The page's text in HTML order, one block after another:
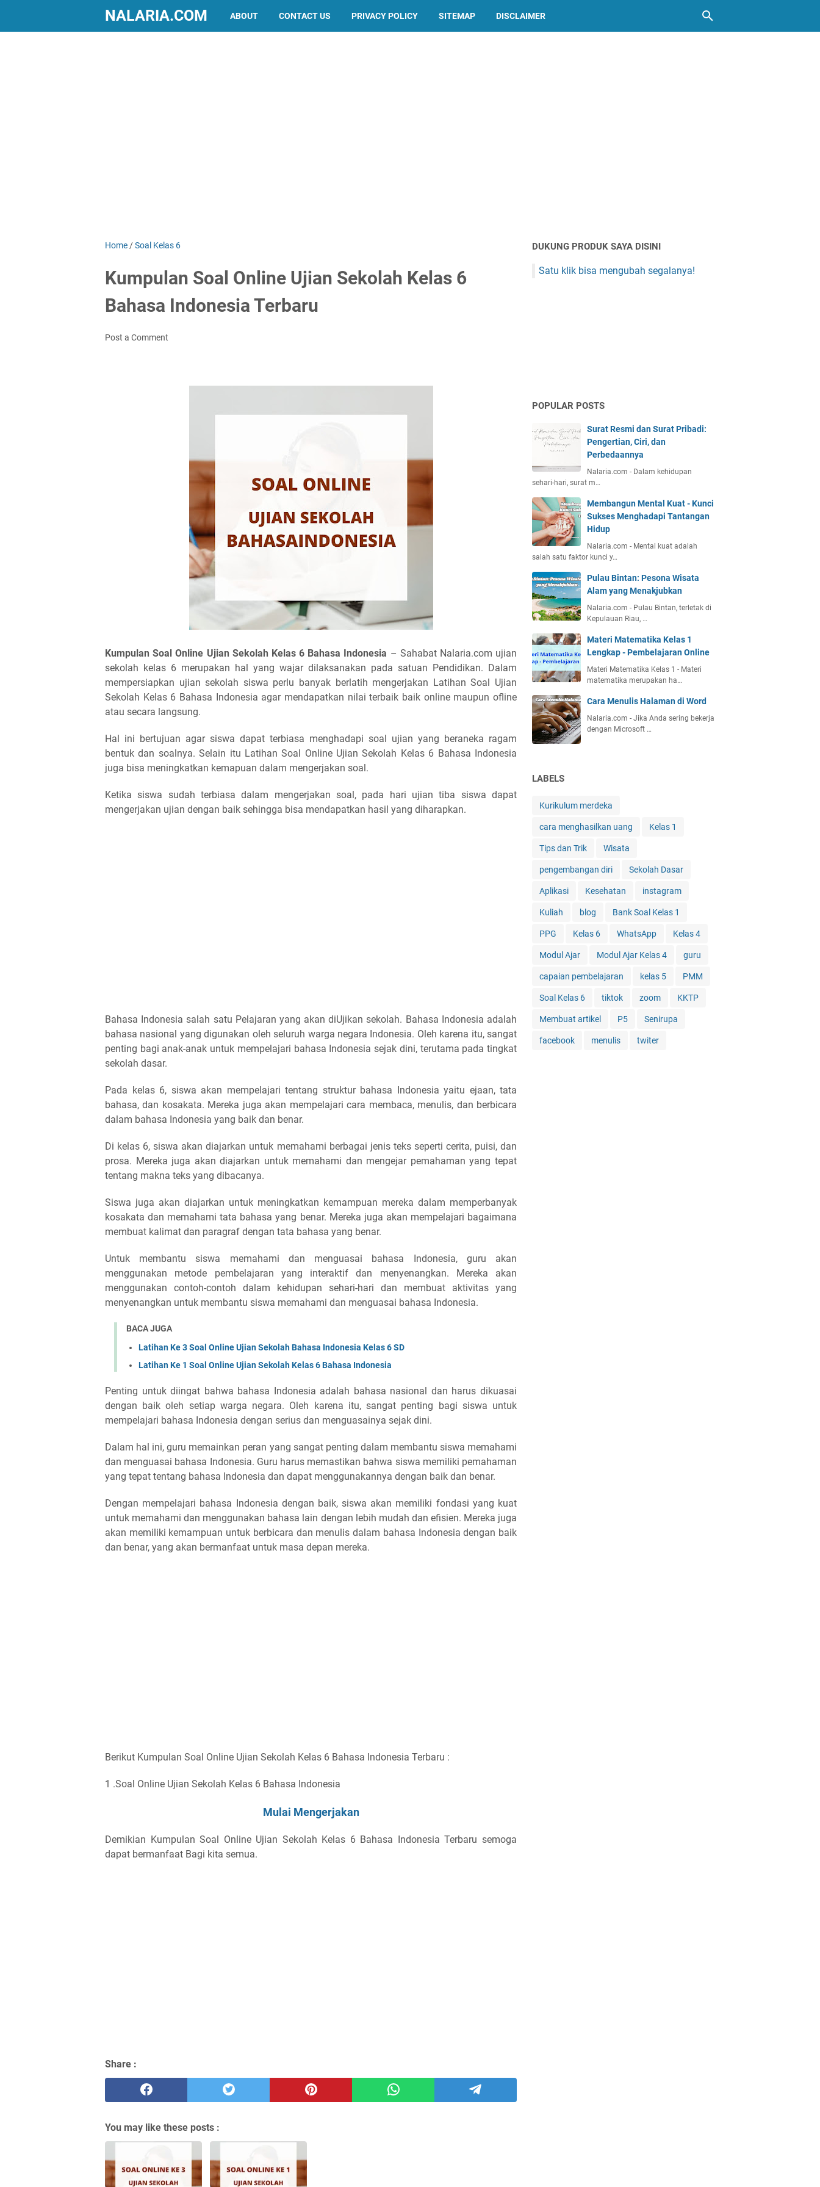
NALARIA.COM ABOUT CONTACT US PRIVACY POLICY SITEMAP DISCLAIMER
Home /Soal Kelas 6
Kumpulan Soal Online Ujian Sekolah Kelas 6
Bahasa Indonesia Terbaru
Post a Comment
Kumpulan Soal Online Ujian Sekolah Kelas 6 Bahasa Indonesia – Sahabat Nalaria.com ujian
sekolah kelas 6 merupakan hal yang wajar dilaksanakan pada satuan Pendidikan. Dalam
mempersiapkan ujian sekolah siswa perlu banyak berlatih mengerjakan Latihan Soal Ujian
Sekolah Kelas 6 Bahasa Indonesia agar mendapatkan nilai terbaik baik online maupun ofline
atau secara langsung.
Hal ini bertujuan agar siswa dapat terbiasa menghadapi soal ujian yang beraneka ragam
bentuk dan soalnya. Selain itu Latihan Soal Online Ujian Sekolah Kelas 6 Bahasa Indonesia
juga bisa meningkatkan kemapuan dalam mengerjakan soal.
Ketika siswa sudah terbiasa dalam mengerjakan soal, pada hari ujian tiba siswa dapat
mengerjakan ujian dengan baik sehingga bisa mendapatkan hasil yang diharapkan.
Bahasa Indonesia salah satu Pelajaran yang akan diUjikan sekolah. Bahasa Indonesia adalah
bahasa nasional yang digunakan oleh seluruh warga negara Indonesia. Oleh karena itu, sangat
penting bagi anak-anak untuk mempelajari bahasa Indonesia sejak dini, terutama pada tingkat
sekolah dasar.
Pada kelas 6, siswa akan mempelajari tentang struktur bahasa Indonesia yaitu ejaan, tata
bahasa, dan kosakata. Mereka juga akan mempelajari cara membaca, menulis, dan berbicara
dalam bahasa Indonesia yang baik dan benar.
Di kelas 6, siswa akan diajarkan untuk memahami berbagai jenis teks seperti cerita, puisi, dan
prosa. Mereka juga akan diajarkan untuk memahami dan mengejar pemahaman yang tepat
tentang makna teks yang dibacanya.
Siswa juga akan diajarkan untuk meningkatkan kemampuan mereka dalam memperbanyak
kosakata dan memahami tata bahasa yang benar. Mereka juga akan mempelajari bagaimana
membuat kalimat dan paragraf dengan tata bahasa yang benar.
Untuk membantu siswa memahami dan menguasai bahasa Indonesia, guru akan
menggunakan metode pembelajaran yang interaktif dan menyenangkan. Mereka akan
menggunakan contoh-contoh dalam kehidupan sehari-hari dan membuat aktivitas yang
menyenangkan untuk membantu siswa memahami dan menguasai bahasa Indonesia.
BACA JUGA
Latihan Ke 3 Soal Online Ujian Sekolah Bahasa Indonesia Kelas 6 SD
Latihan Ke 1 Soal Online Ujian Sekolah Kelas 6 Bahasa Indonesia
Penting untuk diingat bahwa bahasa Indonesia adalah bahasa nasional dan harus dikuasai
dengan baik oleh setiap warga negara. Oleh karena itu, sangat penting bagi siswa untuk
mempelajari bahasa Indonesia dengan serius dan menguasainya sejak dini.
Dalam hal ini, guru memainkan peran yang sangat penting dalam membantu siswa memahami
dan menguasai bahasa Indonesia. Guru harus memastikan bahwa siswa memiliki pemahaman
yang tepat tentang bahasa Indonesia dan dapat menggunakannya dengan baik dan benar.
Dengan mempelajari bahasa Indonesia dengan baik, siswa akan memiliki fondasi yang kuat
untuk memahami dan menggunakan bahasa lain dengan lebih mudah dan efisien. Mereka juga
akan memiliki kemampuan untuk berbicara dan menulis dalam bahasa Indonesia dengan baik
dan benar, yang akan bermanfaat untuk masa depan mereka.
Berikut Kumpulan Soal Online Ujian Sekolah Kelas 6 Bahasa Indonesia Terbaru :
1 .Soal Online Ujian Sekolah Kelas 6 Bahasa Indonesia
Mulai Mengerjakan
Demikian Kumpulan Soal Online Ujian Sekolah Kelas 6 Bahasa Indonesia Terbaru semoga
dapat bermanfaat Bagi kita semua.
Share :
You may like these posts :
DUKUNG PRODUK SAYA DISINI
Satu klik bisa mengubah segalanya!
POPULAR POSTS
Surat Resmi dan Surat Pribadi:
Pengertian, Ciri, dan
Perbedaannya
Nalaria.com - Dalam kehidupan
sehari-hari, surat m…
Membangun Mental Kuat - Kunci
Sukses Menghadapi Tantangan
Hidup
Nalaria.com - Mental kuat adalah
salah satu faktor kunci y…
Pulau Bintan: Pesona Wisata
Alam yang Menakjubkan
Nalaria.com - Pulau Bintan, terletak di
Kepulauan Riau, …
Materi Matematika Kelas 1
Lengkap - Pembelajaran Online
Materi Matematika Kelas 1 - Materi
matematika merupakan ha…
Cara Menulis Halaman di Word
Nalaria.com - Jika Anda sering bekerja
dengan Microsoft …
LABELS
Kurikulum merdeka
cara menghasilkan uang Kelas 1
Tips dan Trik Wisata
pengembangan diri Sekolah Dasar
Aplikasi Kesehatan instagram
Kuliah blog Bank Soal Kelas 1
PPG Kelas 6 WhatsApp Kelas 4
Modul Ajar Modul Ajar Kelas 4 guru
capaian pembelajaran kelas 5 PMM
Soal Kelas 6 tiktok zoom KKTP
Membuat artikel P5 Senirupa
facebook menulis twiter